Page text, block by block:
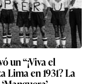
un “¡Viva el
Lima en 1931? La